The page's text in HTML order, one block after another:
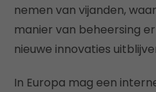
nemen van vijanden,
manier van beheersing
nieuwe innovaties
In Europa mag een